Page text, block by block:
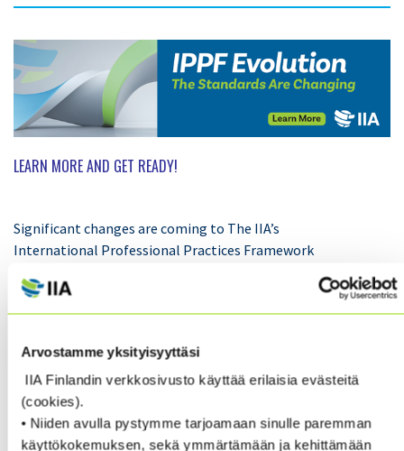
Arvostamme yksityisyyttäsi
IIA Finlandin verkkosivusto käyttää erilaisia evästeitä
(cookies).
• Niiden avulla pystymme tarjoamaan sinulle paremman
käyttökokemuksen, sekä ymmärtämään ja kehittämään
LEARN MORE AND GET READY!
Significant changes are coming to The IIA’s
International Professional Practices Framework
Professional Practice of Internal Auditing. Over the
past several years, The IIA has invited practitioners
progress as the International Internal Audit Standards
Board has transformed the professional framework
and standards.